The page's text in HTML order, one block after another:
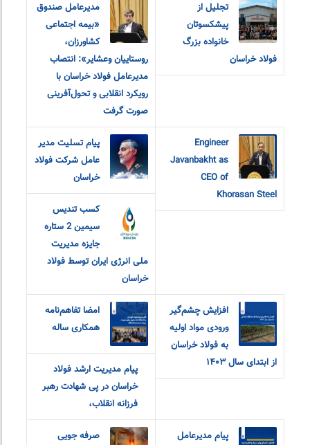
تجلیل از
پیشکسوتان
خانواده بزرگ
فولاد خراسان
مدیرعامل صندوق
«بیمه اجتماعی
کشاورزان،
روستاییان و‌عشایر»: انتصاب
مدیرعامل فولاد خراسان با
رویکرد انقلابی و تحول‌آفرینی
صورت گرفت
Engineer
Javanbakht as
CEO of
Khorasan Steel
پیام تسلیت مدیر
عامل شرکت فولاد
خراسان
کسب تندیس
سیمین 2 ستاره
جایزه مدیریت
ملی انرژی ایران توسط فولاد
خراسان
افزایش چشم‌گیر
ورودی مواد اولیه
به فولاد خراسان
از ابتدای سال ۱۴۰۳
امضا تفاهم‌نامه
همکاری ساله
پیام مدیریت ارشد فولاد
خراسان در پی شهادت رهبر
فرزانه انقلاب،
پیام مدیرعامل صرفه جویی